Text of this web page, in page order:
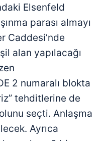
Elsenfeld
parası almayı
Caddesi’nde
alan yapılacağı
2 numaralı blokta
tehditlerine de
seçti. Anlaşma
Ayrıca